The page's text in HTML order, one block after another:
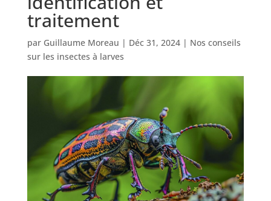
traitement
par Guillaume Moreau | Déc 31, 2024| Nos conseils
sur les insectes à larves